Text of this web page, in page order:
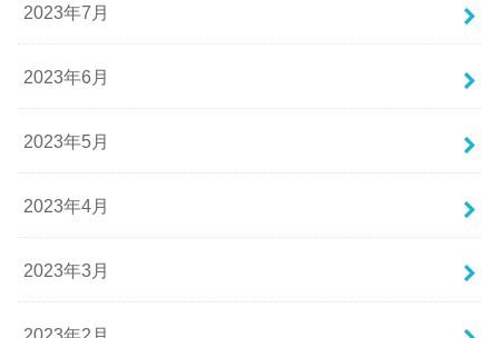
2023年7月
2023年6月
2023年5月
2023年4月
2023年3月